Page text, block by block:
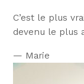
C’est le plus
devenu le plus
— Marie